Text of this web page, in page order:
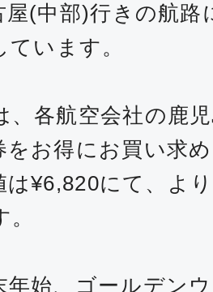
屋(中部)行きの航路
います。
、各航空会社の鹿
をお得にお買い求
は¥6,820にて、よ
年始、ゴールデン